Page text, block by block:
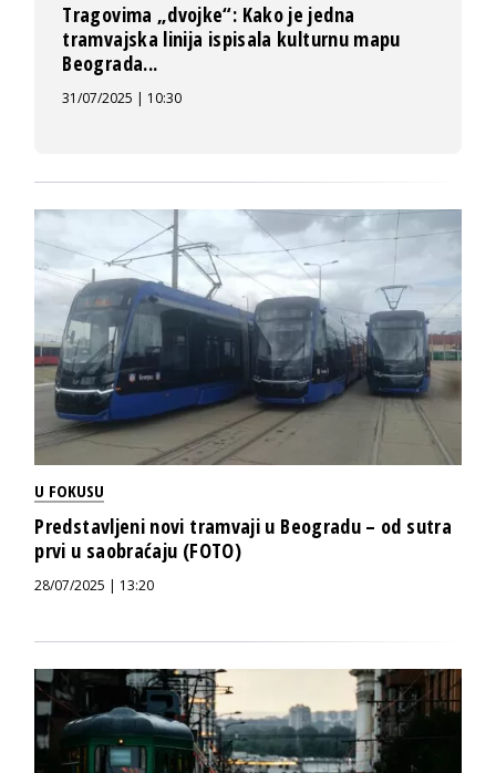
Tragovima „dvojke“: Kako je jedna
tramvajska linija ispisala kulturnu mapu
Beograda...
31/07/2025 | 10:30
U FOKUSU
Predstavljeni novi tramvaji u Beogradu – od sutra
prvi u saobraćaju (FOTO)
28/07/2025 | 13:20